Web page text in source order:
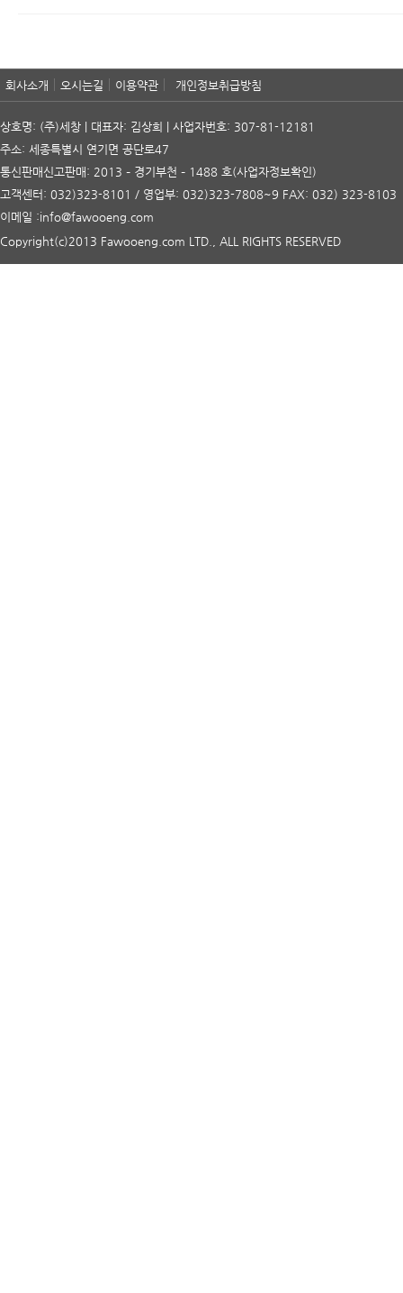
회사소개 오시는길 이용약관 개인정보취급방침
상호명: (주)세창 | 대표자: 김상희 | 사업자번호: 307-81-12181
주소: 세종특별시 연기면 공단로47
통신판매신고판매: 2013 – 경기부천 – 1488 호(사업자정보확인)
고객센터: 032)323-8101 / 영업부: 032)323-7808~9 FAX: 032) 323-8103
이메일 :info@fawooeng.com
Copyright(c)2013 Fawooeng.com LTD., ALL RIGHTS RESERVED